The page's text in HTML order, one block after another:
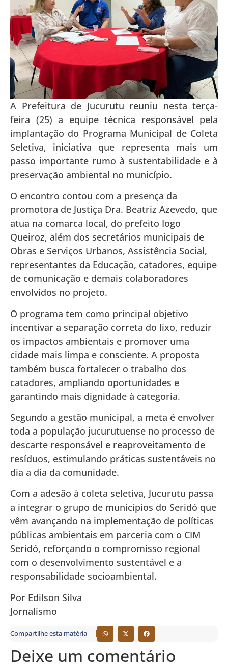
A Prefeitura de Jucurutu reuniu nesta terça-
feira (25) a equipe técnica responsável pela
implantação do Programa Municipal de Coleta
Seletiva, iniciativa que representa mais um
passo importante rumo à sustentabilidade e à
preservação ambiental no município.
O encontro contou com a presença da
promotora de Justiça Dra. Beatriz Azevedo, que
atua na comarca local, do prefeito Iogo
Queiroz, além dos secretários municipais de
Obras e Serviços Urbanos, Assistência Social,
representantes da Educação, catadores, equipe
de comunicação e demais colaboradores
envolvidos no projeto.
O programa tem como principal objetivo
incentivar a separação correta do lixo, reduzir
os impactos ambientais e promover uma
cidade mais limpa e consciente. A proposta
também busca fortalecer o trabalho dos
catadores, ampliando oportunidades e
garantindo mais dignidade à categoria.
Segundo a gestão municipal, a meta é envolver
toda a população jucurutuense no processo de
descarte responsável e reaproveitamento de
resíduos, estimulando práticas sustentáveis no
dia a dia da comunidade.
Com a adesão à coleta seletiva, Jucurutu passa
a integrar o grupo de municípios do Seridó que
vêm avançando na implementação de políticas
públicas ambientais em parceria com o CIM
Seridó, reforçando o compromisso regional
com o desenvolvimento sustentável e a
responsabilidade socioambiental.
Por Edilson Silva
Jornalismo
Compartilhe esta matéria
Deixe um comentário